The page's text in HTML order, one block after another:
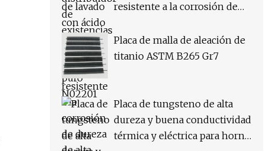
resistente a la corrosión de
Indfustrial
Placa de malla de aleación de
titanio ASTM B265 Gr7
Placa de tungsteno de alta
dureza y buena conductividad
térmica y eléctrica para horno